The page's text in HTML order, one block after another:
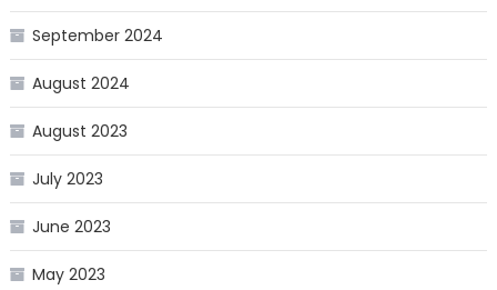
September 2024
August 2024
August 2023
July 2023
June 2023
May 2023